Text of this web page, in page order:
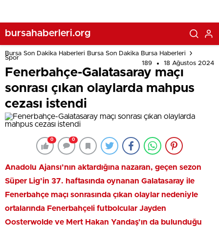
bursahaberleri.org
Bursa Son Dakika Haberleri Bursa Son Dakika Bursa Haberleri
Spor
189
18 Ağustos 2024
Fenerbahçe-Galatasaray maçı
sonrası çıkan olaylarda mahpus
cezası istendi
0 0
Anadolu Ajansı’nın aktardığına nazaran, geçen sezon
Süper Lig’in 37. haftasında oynanan Galatasaray ile
Fenerbahçe maçı sonrasında çıkan olaylar nedeniyle
ortalarında Fenerbahçeli futbolcular Jayden
Oosterwolde ve Mert Hakan Yandaş’ın da bulunduğu